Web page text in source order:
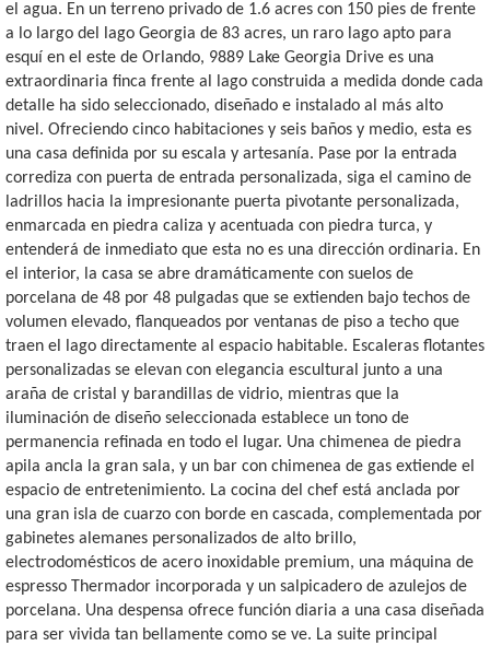
el agua. En un terreno privado de 1.6 acres con 150 pies de frente
a lo largo del lago Georgia de 83 acres, un raro lago apto para
esquí en el este de Orlando, 9889 Lake Georgia Drive es una
extraordinaria finca frente al lago construida a medida donde cada
detalle ha sido seleccionado, diseñado e instalado al más alto
nivel. Ofreciendo cinco habitaciones y seis baños y medio, esta es
una casa definida por su escala y artesanía. Pase por la entrada
corrediza con puerta de entrada personalizada, siga el camino de
ladrillos hacia la impresionante puerta pivotante personalizada,
enmarcada en piedra caliza y acentuada con piedra turca, y
entenderá de inmediato que esta no es una dirección ordinaria. En
el interior, la casa se abre dramáticamente con suelos de
porcelana de 48 por 48 pulgadas que se extienden bajo techos de
volumen elevado, flanqueados por ventanas de piso a techo que
traen el lago directamente al espacio habitable. Escaleras flotantes
personalizadas se elevan con elegancia escultural junto a una
araña de cristal y barandillas de vidrio, mientras que la
iluminación de diseño seleccionada establece un tono de
permanencia refinada en todo el lugar. Una chimenea de piedra
apila ancla la gran sala, y un bar con chimenea de gas extiende el
espacio de entretenimiento. La cocina del chef está anclada por
una gran isla de cuarzo con borde en cascada, complementada por
gabinetes alemanes personalizados de alto brillo,
electrodomésticos de acero inoxidable premium, una máquina de
espresso Thermador incorporada y un salpicadero de azulejos de
porcelana. Una despensa ofrece función diaria a una casa diseñada
para ser vivida tan bellamente como se ve. La suite principal